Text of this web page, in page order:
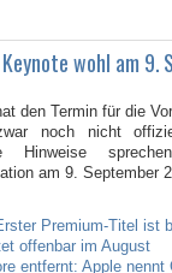
wohl am 9.
den Termin für die
noch nicht
Hinweise
am 9. September
Premium-Titel ist
offenbar im August
entfernt: Apple nennt